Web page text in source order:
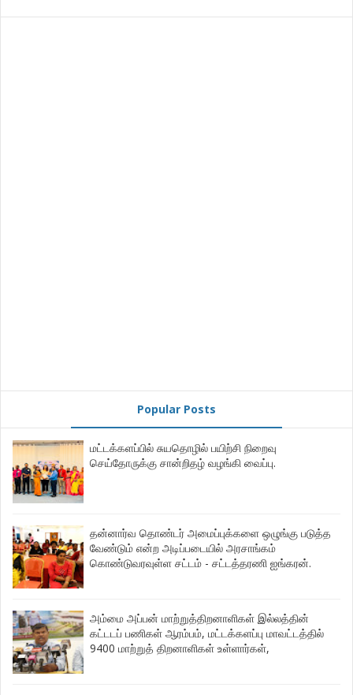
Popular Posts
மட்டக்களப்பில் சுயதொழில் பயிற்சி நிறைவு
செய்தோருக்கு சான்றிதழ் வழங்கி வைப்பு.
தன்னார்வ தொண்டர் அமைப்புக்களை ஒழுங்கு படுத்த
வேண்டும் என்ற அடிப்படையில் அரசாங்கம்
கொண்டுவரவுள்ள சட்டம் - சட்டத்தரணி ஐங்கரன்.
அம்மை அப்பன் மாற்றுத்திறனாளிகள் இல்லத்தின்
கட்டடப் பணிகள் ஆரம்பம், மட்டக்களப்பு மாவட்டத்தில்
9400 மாற்றுத் திறனாளிகள் உள்ளார்கள்,